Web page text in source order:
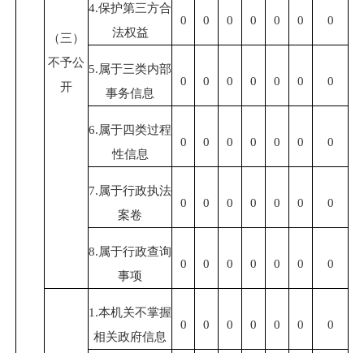
（三）
不予公
开
4.保护第三方合
法权益
0 0 0 0 0 0 0
5.属于三类内部
事务信息
0 0 0 0 0 0 0
6.属于四类过程
性信息
0 0 0 0 0 0 0
7.属于行政执法
案卷
0 0 0 0 0 0 0
8.属于行政查询
事项
0 0 0 0 0 0 0
1.本机关不掌握
相关政府信息
0 0 0 0 0 0 0